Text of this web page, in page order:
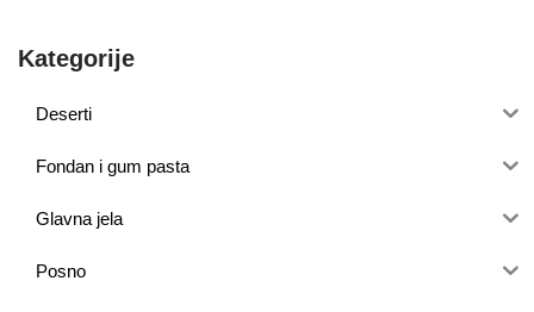
Kategorije
Deserti
Fondan i gum pasta
Glavna jela
Posno